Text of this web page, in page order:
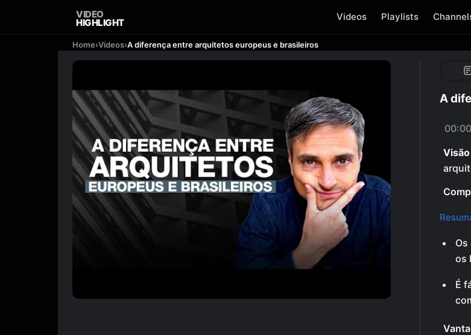
VIDEO
HIGHLIGHT
Videos Playlists
Home›Videos›A diferença entre arquitetos europeus e brasileiros
A
00:00
os
É